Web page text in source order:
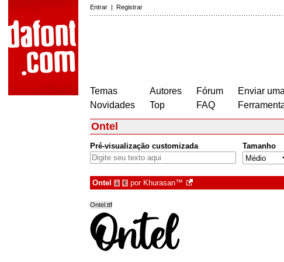
Entrar | Registrar
Temas
Novidades
Autores
Top
Fórum
FAQ
Enviar
Ontel
Pré-visualização customizada Tamanho
Ontel à € por Khurasan™
Ontel.ttf